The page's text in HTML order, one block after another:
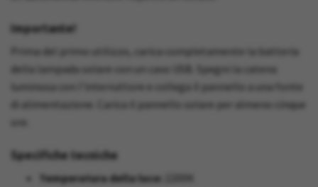
Importante!
Prima del primo utilizzo, carica completamente la batteria
della lampada solare con un cavo USB. Spegni la catena
luminosa con l'interruttore e collega il pannello a una fonte
di alimentazione. Carica il pannello solare per almeno cinque
ore.
Specifiche tecniche
Temperatura della luce:
2200K